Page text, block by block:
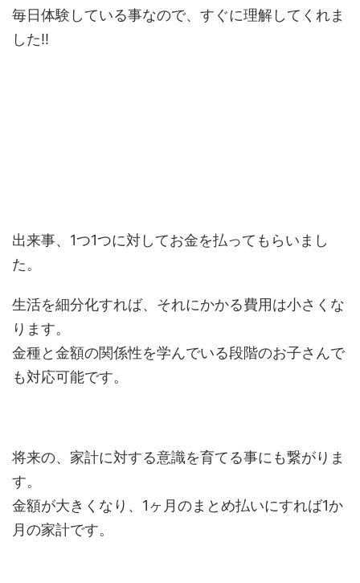
毎日体験している事なので、すぐに理解してくれま
した!!
出来事、1つ1つに対してお金を払ってもらいまし
た。
生活を細分化すれば、それにかかる費用は小さくな
ります。
金種と金額の関係性を学んでいる段階のお子さんで
も対応可能です。
将来の、家計に対する意識を育てる事にも繋がりま
す。
金額が大きくなり、1ヶ月のまとめ払いにすれば1か
月の家計です。